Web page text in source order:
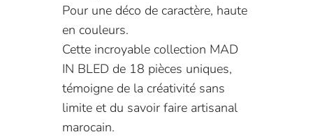
Pour une déco de caractère, haute
en couleurs.
Cette incroyable collection MAD
IN BLED de 18 pièces uniques,
témoigne de la créativité sans
limite et du savoir faire artisanal
marocain.